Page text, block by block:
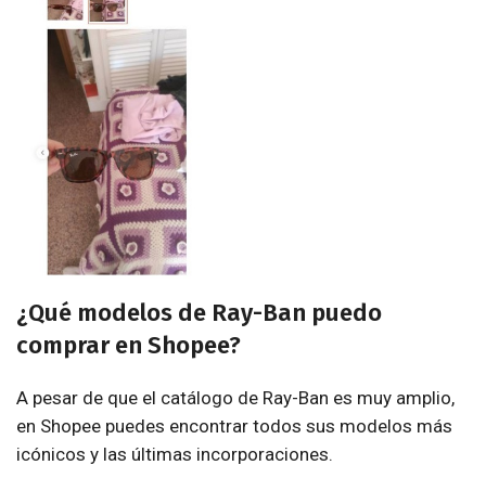
¿Qué modelos de Ray-Ban puedo
comprar en Shopee?
A pesar de que el catálogo de Ray-Ban es muy amplio,
en Shopee puedes encontrar todos sus modelos más
icónicos y las últimas incorporaciones.